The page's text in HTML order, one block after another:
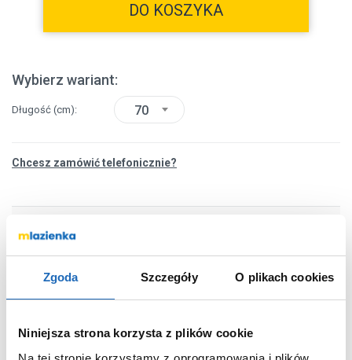
Zgoda Szczegóły O plikach cookies
Niniejsza strona korzysta z plików cookie
DO KOSZYKA
Wybierz wariant:
Długość (cm) 70
Chcesz zamówić telefonicznie?
OPIS PRODUKTU
Nr katalogowy
LOWFIX70GBL